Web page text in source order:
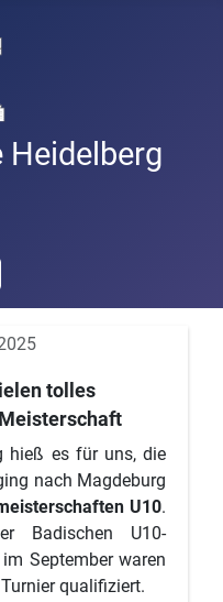
Heidelberg
tolles
hieß es für uns, die
nach Magdeburg
U10.
Badischen U10-
September waren
qualifiziert.